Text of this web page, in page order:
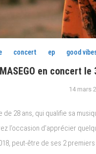
concert ep good
en concert
14 mars
28 ans, qui qualifie sa
l’occasion d’apprécier
peut-être de ses 2 premiers